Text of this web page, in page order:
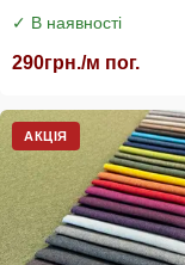
✓ В наявності
290грн./м пог.
АКЦІЯ